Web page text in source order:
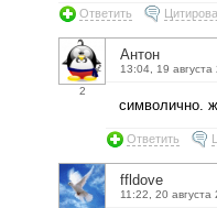
Ответить
2
Антон
13:04, 19 августа
символично.
Ответить
ffldove
11:22, 20 августа